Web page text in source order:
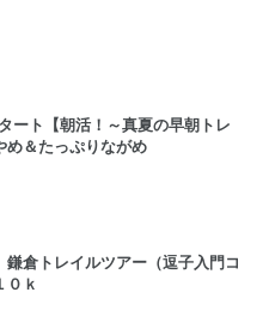
ト【朝活！～真夏の早朝トレ
め＆たっぷりながめ
鎌倉トレイルツアー（逗子入門コ
０ｋ